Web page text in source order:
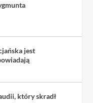
jest
który skradł